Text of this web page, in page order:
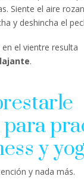
Siente el aire
y deshincha el
el vientre resulta
.
para
y
y nada más.